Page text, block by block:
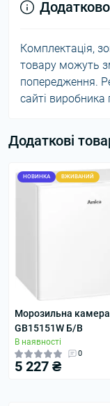
Додатково
Комплектація,
товару можуть
попередження.
сайті
Додаткові
НОВИНКА ВЖИВАНИЙ
Морозильна
GB15151W Б/В
В наявності
0
5 227 ₴